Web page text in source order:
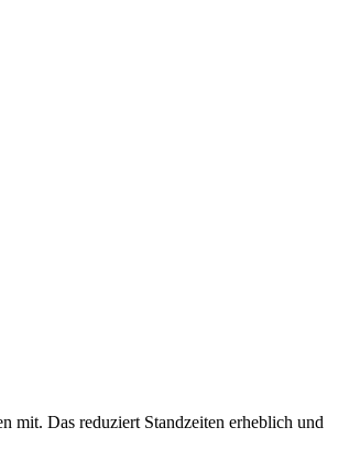
mit. Das reduziert Standzeiten erheblich und